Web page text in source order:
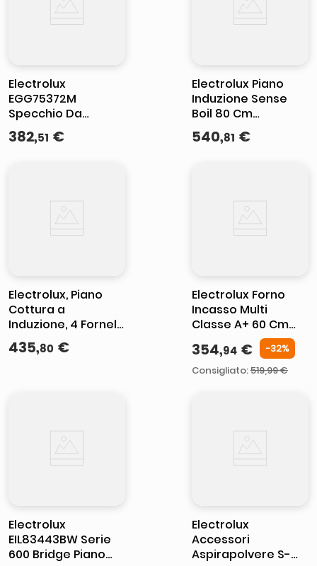
Electrolux
EGG75372M
Specchio Da
incasso 74 cm Gas
5 Fornello(i)
382,51 €
Electrolux Piano
Induzione Sense
Boil 80 Cm
KIS82453I MADE IN
EUROPE
540,81 €
Electrolux, Piano
Cottura a
Induzione, 4 Fornelli,
59 cm,
Vetroceramica
435,80 €
Electrolux Forno
Incasso Multi
Classe A+ 60 Cm
MADE IN ITALY
EOH3H04X
354,94 € -32%
Consigliato:519,99 €
Electrolux
EIL83443BW Serie
600 Bridge Piano
Electrolux
Accessori
Aspirapolvere S-